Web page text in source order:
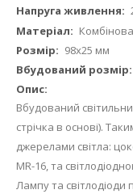
98х25 мм
Вбудований
стрічка в основі).
джерелами світла:
MR-16, та
Лампу та світлодіоди